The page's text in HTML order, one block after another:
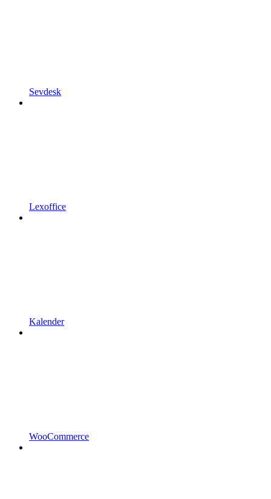
Sevdesk
Lexoffice
Kalender
WooCommerce